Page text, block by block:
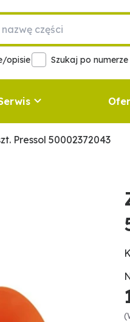
opisie Szukaj po
Pressol 50002372043